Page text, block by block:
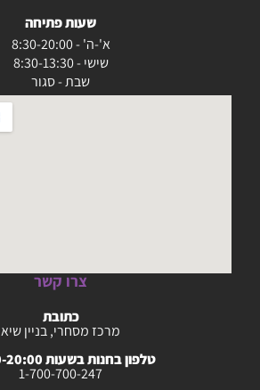
שעות פתיחה
א'-ה' - 8:30-20:00
שישי - 8:30-13:30
שבת - סגור
צרו קשר
כתובת
מרכז מסחרי, בניין שיא
טלפון בחנות בשעות 08:30-20:00
1-700-700-247